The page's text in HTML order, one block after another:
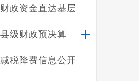
财政资金直达基层
县级财政预决算
减税降费信息公开